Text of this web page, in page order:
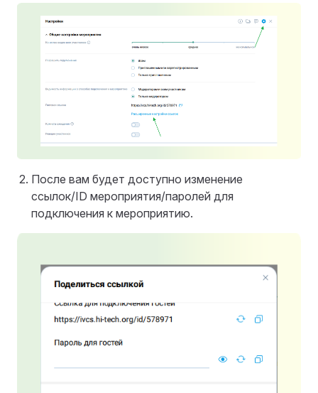
После вам будет доступно изменение
ссылок/ID мероприятия/паролей для
подключения к мероприятию.